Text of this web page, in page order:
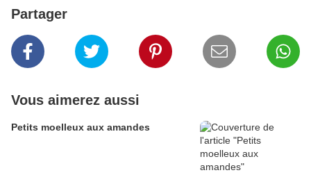
Partager
Vous aimerez aussi
Petits moelleux aux amandes